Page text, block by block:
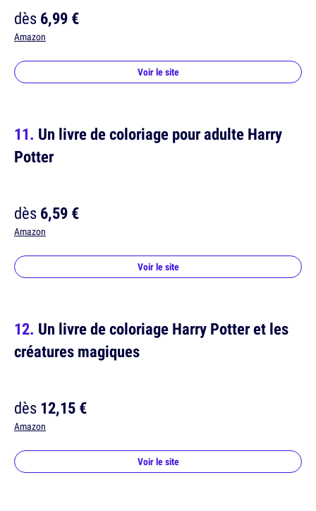
dès6,99 €
Amazon
Voir le site
Un livre de coloriage pour adulte Harry
Potter
dès6,59 €
Amazon
Voir le site
Un livre de coloriage Harry Potter et les
créatures magiques
dès12,15 €
Amazon
Voir le site